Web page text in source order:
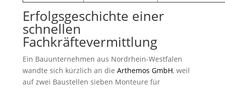
Erfolgsgeschichte einer
schnellen
Fachkräftevermittlung
Ein Bauunternehmen aus Nordrhein-Westfalen
wandte sich kürzlich an die Arthemos GmbH, weil
auf zwei Baustellen sieben Monteure für